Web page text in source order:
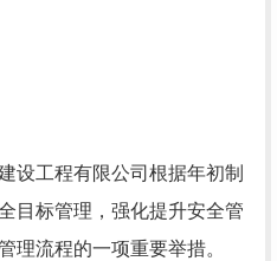
设工程有限公司根据年初制
目标管理，强化提升安全管
理流程的一项重要举措。